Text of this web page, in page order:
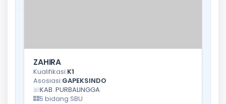
ZAHIRA
Kualifikasi:K1
Asosiasi:GAPEKSINDO
KAB. PURBALINGGA
5 bidang SBU